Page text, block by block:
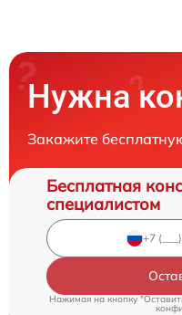
Нужна
Закажите
Бесплатная
специалистом
Нажимая на кнопку